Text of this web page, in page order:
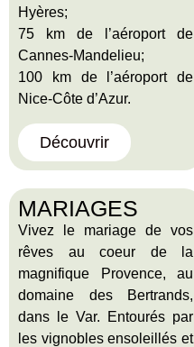
Hyères;
75 km de l’aéroport de
Cannes-Mandelieu;
100 km de l’aéroport de
Nice-Côte d’Azur.
Découvrir
MARIAGES
Vivez le mariage de vos
rêves au coeur de la
magnifique Provence, au
domaine des Bertrands,
dans le Var. Entourés par
les vignobles ensoleillés et